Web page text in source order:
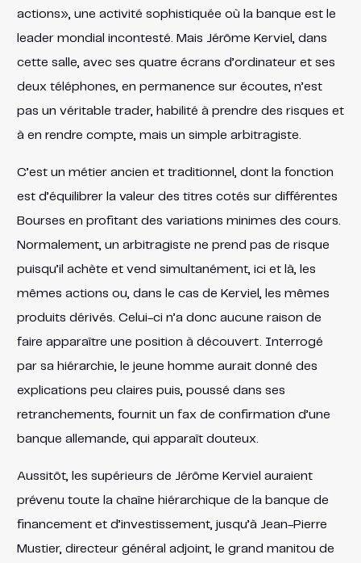
actions», une activité sophistiquée où la banque est le
leader mondial incontesté. Mais Jérôme Kerviel, dans
cette salle, avec ses quatre écrans d’ordinateur et ses
deux téléphones, en permanence sur écoutes, n’est
pas un véritable trader, habilité à prendre des risques et
à en rendre compte, mais un simple arbitragiste.
C’est un métier ancien et traditionnel, dont la fonction
est d’équilibrer la valeur des titres cotés sur différentes
Bourses en profitant des variations minimes des cours.
Normalement, un arbitragiste ne prend pas de risque
puisqu’il achète et vend simultanément, ici et là, les
mêmes actions ou, dans le cas de Kerviel, les mêmes
produits dérivés. Celui-ci n’a donc aucune raison de
faire apparaître une position à découvert. Interrogé
par sa hiérarchie, le jeune homme aurait donné des
explications peu claires puis, poussé dans ses
retranchements, fournit un fax de confirmation d’une
banque allemande, qui apparaît douteux.
Aussitôt, les supérieurs de Jérôme Kerviel auraient
prévenu toute la chaîne hiérarchique de la banque de
financement et d’investissement, jusqu’à Jean-Pierre
Mustier, directeur général adjoint, le grand manitou de